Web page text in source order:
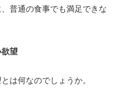
普通の食事でも満足できな
欲望
は何なのでしょうか。